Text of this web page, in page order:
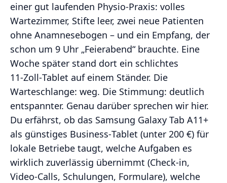
einer gut laufenden Physio-Praxis: volles
Wartezimmer, Stifte leer, zwei neue Patienten
ohne Anamnesebogen – und ein Empfang, der
schon um 9 Uhr „Feierabend“ brauchte. Eine
Woche später stand dort ein schlichtes
11‑Zoll‑Tablet auf einem Ständer. Die
Warteschlange: weg. Die Stimmung: deutlich
entspannter. Genau darüber sprechen wir hier.
Du erfährst, ob das Samsung Galaxy Tab A11+
als günstiges Business‑Tablet (unter 200 €) für
lokale Betriebe taugt, welche Aufgaben es
wirklich zuverlässig übernimmt (Check‑in,
Video‑Calls, Schulungen, Formulare), welche